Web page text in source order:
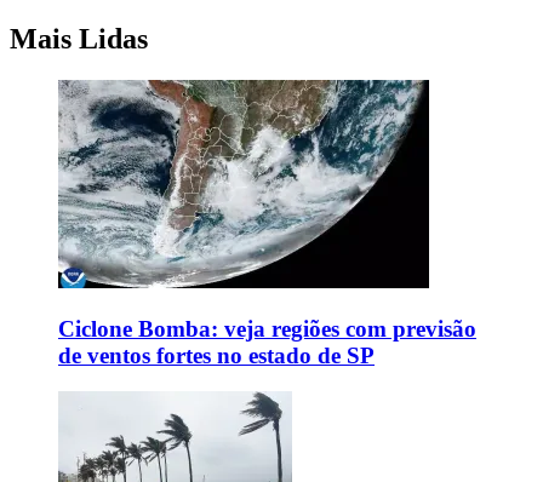
Mais Lidas
Ciclone Bomba: veja regiões com previsão
de ventos fortes no estado de SP